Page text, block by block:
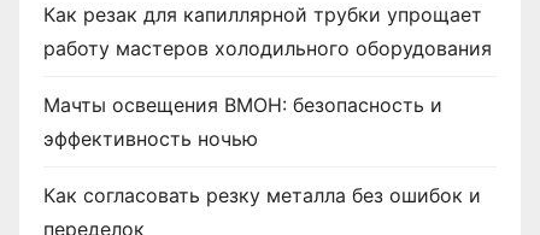
Как резак для капиллярной трубки упрощает
работу мастеров холодильного оборудования
Мачты освещения ВМОН: безопасность и
эффективность ночью
Как согласовать резку металла без ошибок и
переделок